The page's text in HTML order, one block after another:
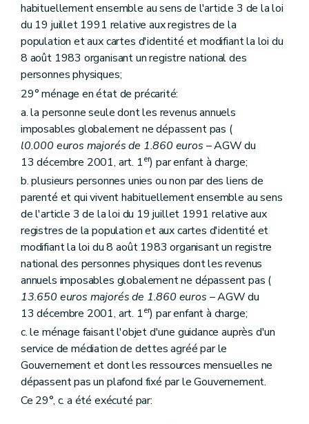
Art. 159bis
Art. 160
Art. 161
Section 2bis Des contrats d'objectifs
Art. 162
Section 3 De la tutelle administrative
Sous-section première
Art. 163
Art. 164
Art. 165
Sous-section premièrebis
De la réalisation d'audits
Art. 165bis
Sous-section 2 Du commissaire
Art. 166
Art. 167
Art. 168
Art. 169
Art. 169bis
Sous-section 3 Du plan de gestion
Art. 170
Art. 171
Section 3
bis
De la chambre de recours
Art. 171bis
Section 4 Du Fonds régional de solidarité
Art. 172
Art. 173
Section 5 Des sanctions
Art. 174
Section 6 Du comite d'accompagnement et de suivi des commissaires spéciaux
Art. 174
bis
Chapitre III (De la Société wallonne du crédit social et des Guichets du crédit social
habituellement ensemble au sens de l'article 3 de la loi
du 19 juillet 1991 relative aux registres de la
population et aux cartes d'identité et modifiant la loi du
8 août 1983 organisant un registre national des
personnes physiques;
29° ménage en état de précarité:
a. la personne seule dont les revenus annuels
imposables globalement ne dépassent pas (
l0.000 euros majorés de 1.860 euros – AGW du
13 décembre 2001, art. 1er) par enfant à charge;
b. plusieurs personnes unies ou non par des liens de
parenté et qui vivent habituellement ensemble au sens
de l'article 3 de la loi du 19 juillet 1991 relative aux
registres de la population et aux cartes d'identité et
modifiant la loi du 8 août 1983 organisant un registre
national des personnes physiques dont les revenus
annuels imposables globalement ne dépassent pas (
13.650 euros majorés de 1.860 euros – AGW du
13 décembre 2001, art. 1er) par enfant à charge;
c. le ménage faisant l'objet d'une guidance auprès d'un
service de médiation de dettes agréé par le
Gouvernement et dont les ressources mensuelles ne
dépassent pas un plafond fixé par le Gouvernement.
Ce 29°, c. a été exécuté par: